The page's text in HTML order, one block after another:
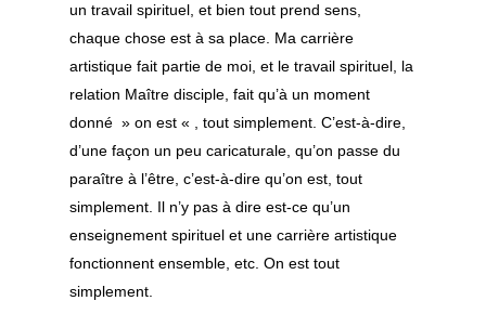
un travail spirituel, et bien tout prend sens,
chaque chose est à sa place. Ma carrière
artistique fait partie de moi, et le travail spirituel, la
relation Maître disciple, fait qu’à un moment
donné » on est « , tout simplement. C’est-à-dire,
d’une façon un peu caricaturale, qu’on passe du
paraître à l’être, c’est-à-dire qu’on est, tout
simplement. Il n’y pas à dire est-ce qu’un
enseignement spirituel et une carrière artistique
fonctionnent ensemble, etc. On est tout
simplement.